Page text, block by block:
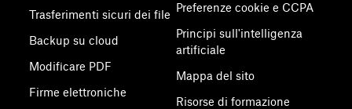
Trasferimenti sicuri dei file
Backup su cloud
Modificare PDF
Firme elettroniche
Preferenze cookie e CCPA
Principi sull'intelligenza
artificiale
Mappa del sito
Risorse di formazione